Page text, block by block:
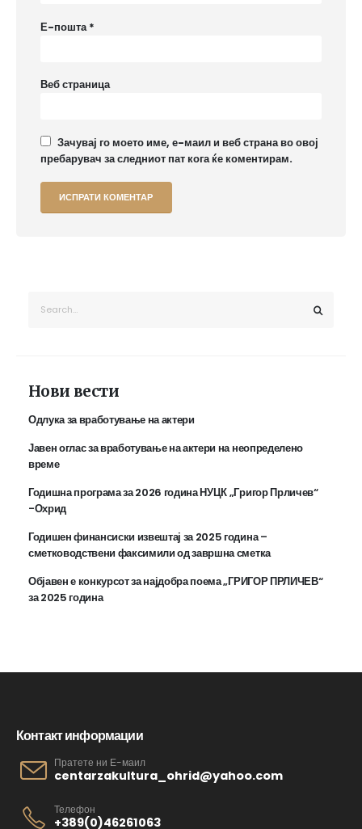
Е-пошта*
Веб страница
Зачувај го моето име, е-маил и веб страна во овој
пребарувач за следниот пат кога ќе коментирам.
Нови вести
Одлука за вработување на актери
Јавен оглас за вработување на актери на неопределено
време
Годишна програма за 2026 година НУЦК „Григор Прличев“
-Охрид
Годишен финансиски извештај за 2025 година –
сметководствени факсимили од завршна сметка
Објавен е конкурсот за најдобра поема „ГРИГОР ПРЛИЧЕВ“
за 2025 година
Контакт информации
Пратете ни Е-маил
centarzakultura_ohrid@yahoo.com
Телефон
+389(0)46261063